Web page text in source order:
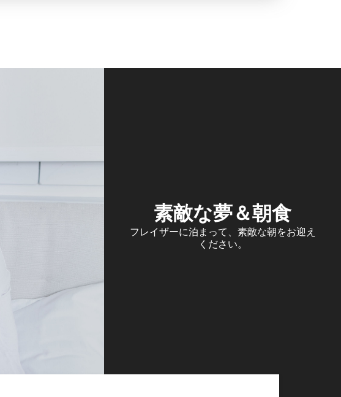
素敵な夢＆朝食
フレイザーに泊まって、素敵な朝をお迎え
ください。